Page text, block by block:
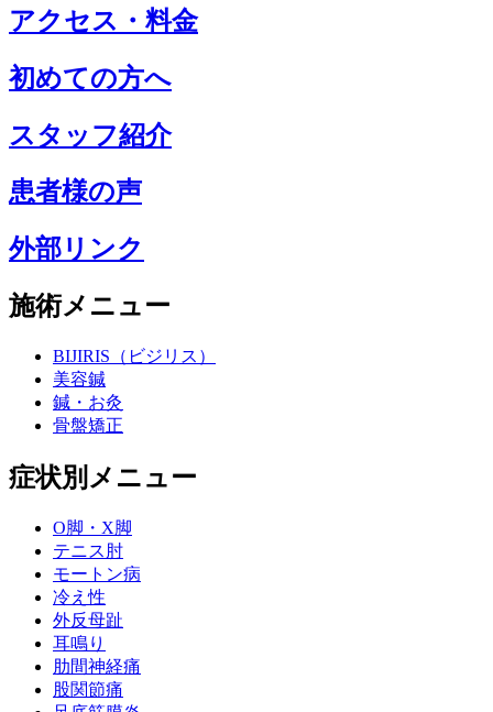
アクセス・料金
初めての方へ
スタッフ紹介
患者様の声
外部リンク
施術メニュー
BIJIRIS（ビジリス）
美容鍼
鍼・お灸
骨盤矯正
症状別メニュー
O脚・X脚
テニス肘
モートン病
冷え性
外反母趾
耳鳴り
肋間神経痛
股関節痛